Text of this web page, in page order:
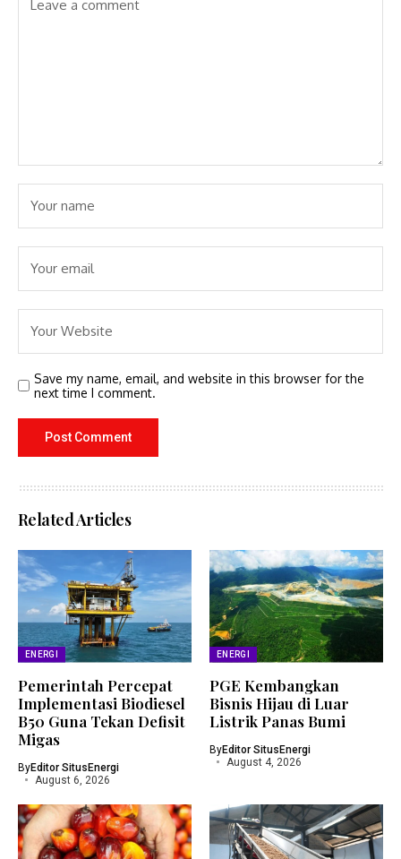
Save my name, email, and website in this browser for the
next time I comment.
Related Articles
ENERGI
Pemerintah Percepat
Implementasi Biodiesel
B50 Guna Tekan Defisit
Migas
ByEditor SitusEnergi
August 6, 2026
ENERGI
PGE Kembangkan
Bisnis Hijau di Luar
Listrik Panas Bumi
ByEditor SitusEnergi
August 4, 2026